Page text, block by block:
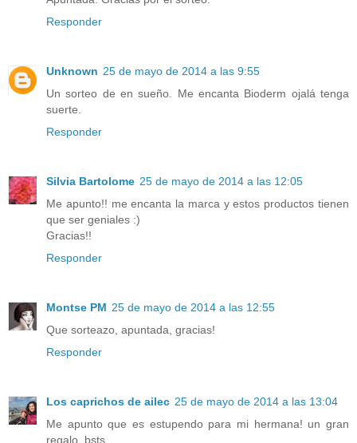
Responder
Unknown 25 de mayo de 2014 a las 9:55
Un sorteo de en sueño. Me encanta Bioderm ojalá tenga
suerte.
Responder
Silvia Bartolome 25 de mayo de 2014 a las 12:05
Me apunto!! me encanta la marca y estos productos tienen
que ser geniales :)
Gracias!!
Responder
Montse PM 25 de mayo de 2014 a las 12:55
Que sorteazo, apuntada, gracias!
Responder
Los caprichos de ailec 25 de mayo de 2014 a las 13:04
Me apunto que es estupendo para mi hermana! un gran
regalo. bsts